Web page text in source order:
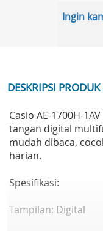
Ingin
DESKRIPSI PRODUK
Casio AE-1700H-
tangan digital
mudah dibaca,
harian.
Spesifikasi:
Tampilan: Digital